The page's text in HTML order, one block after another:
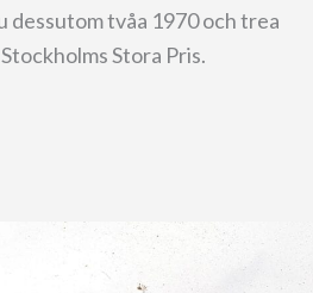
dessutom tvåa 1970 och trea
Stora Pris.